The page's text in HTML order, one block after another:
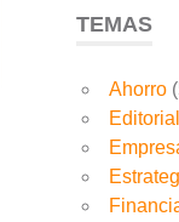
TEMAS
Ahorro
Editorial